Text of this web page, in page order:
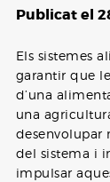
Publicat el
Els sistemes
garantir que
d’una
una
desenvolupar
del sistema i
impulsar